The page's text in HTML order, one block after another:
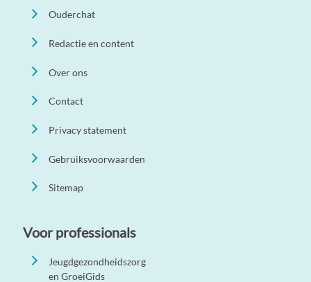
Ouderchat
Redactie en content
Over ons
Contact
Privacy statement
Gebruiksvoorwaarden
Sitemap
Voor professionals
Jeugdgezondheidszorg
en GroeiGids